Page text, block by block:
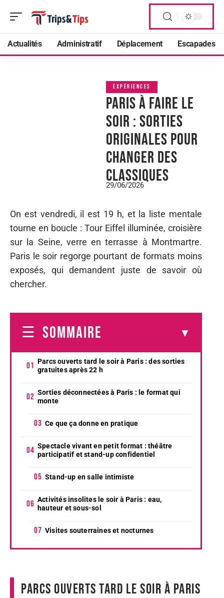
Actualités Administratif Déplacement Escapades
EXPÉRIENCES
Paris à faire le
soir : sorties
originales pour
changer des
classiques
29/06/2026
On est vendredi, il est 19 h, et la liste mentale
tourne en boucle : Tour Eiffel illuminée, croisière
sur la Seine, verre en terrasse à Montmartre.
Paris le soir regorge pourtant de formats moins
exposés, qui demandent juste de savoir où
chercher.
SOMMAIRE
Parcs ouverts tard le soir à Paris : des sorties
gratuites après 22 h
Sorties déconnectées à Paris : le format qui
monte
Ce que ça donne en pratique
Spectacle vivant en petit format : théâtre
participatif et stand-up confidentiel
Stand-up en salle intimiste
Activités insolites le soir à Paris : eau,
hauteur et sous-sol
Visites souterraines et nocturnes
Parcs ouverts tard le soir à Paris